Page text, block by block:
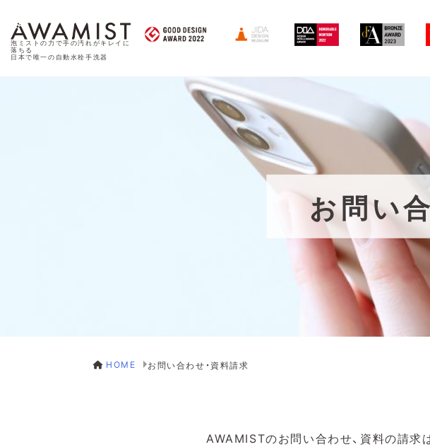
泡ミストの力で手の汚れがキレイに
落ちる
日本で唯一の自動水栓手洗器
お問い
HOME お問い合わせ・資料請求
AWAMISTのお問い合わせ、資料の請求